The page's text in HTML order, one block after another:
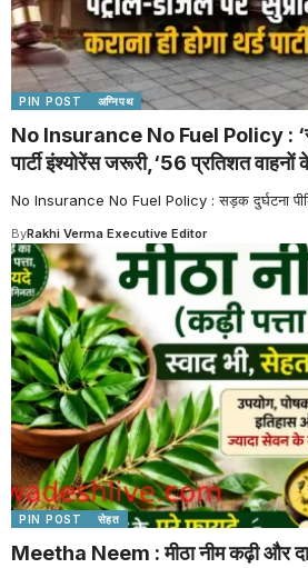
PIN POST अग्निपथ
No Insurance No Fuel Policy :
पार्टी इंश्योरेंस जरूरी,‘56 प्रतिशत वाहनों
No Insurance No Fuel Policy : सड़क दुर्घटना
ByRakhi Verma Executive Editor
PIN POST सेहत
Meetha Neem : मीठा नीम कढ़ी और